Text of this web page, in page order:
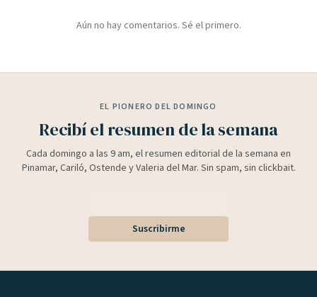
Aún no hay comentarios. Sé el primero.
EL PIONERO DEL DOMINGO
Recibí el resumen de la semana
Cada domingo a las 9 am, el resumen editorial de la semana en
Pinamar, Cariló, Ostende y Valeria del Mar. Sin spam, sin clickbait.
Suscribirme